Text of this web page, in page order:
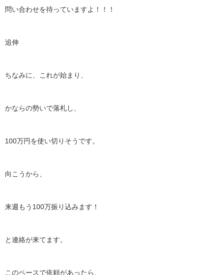
問い合わせを待っていますよ！！！
追伸
ちなみに、これが始まり、
かならの勢いで落札し、
100万円を使い切りそうです。
向こうから、
来週もう100万振り込みます！
と連絡が来てます。
このペースで依頼があったら、